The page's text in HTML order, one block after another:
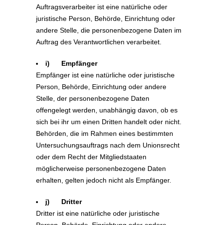
Auftragsverarbeiter ist eine natürliche oder
juristische Person, Behörde, Einrichtung oder
andere Stelle, die personenbezogene Daten im
Auftrag des Verantwortlichen verarbeitet.
i) Empfänger
Empfänger ist eine natürliche oder juristische
Person, Behörde, Einrichtung oder andere
Stelle, der personenbezogene Daten
offengelegt werden, unabhängig davon, ob es
sich bei ihr um einen Dritten handelt oder nicht.
Behörden, die im Rahmen eines bestimmten
Untersuchungsauftrags nach dem Unionsrecht
oder dem Recht der Mitgliedstaaten
möglicherweise personenbezogene Daten
erhalten, gelten jedoch nicht als Empfänger.
j) Dritter
Dritter ist eine natürliche oder juristische